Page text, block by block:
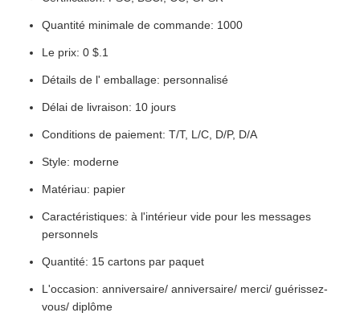
Quantité minimale de commande: 1000
Le prix: 0 $.1
Détails de l' emballage: personnalisé
Délai de livraison: 10 jours
Conditions de paiement: T/T, L/C, D/P, D/A
Style: moderne
Matériau: papier
Caractéristiques: à l'intérieur vide pour les messages
personnels
Quantité: 15 cartons par paquet
L'occasion: anniversaire/ anniversaire/ merci/ guérissez-
vous/ diplôme